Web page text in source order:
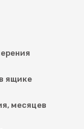
ящике
месяцев